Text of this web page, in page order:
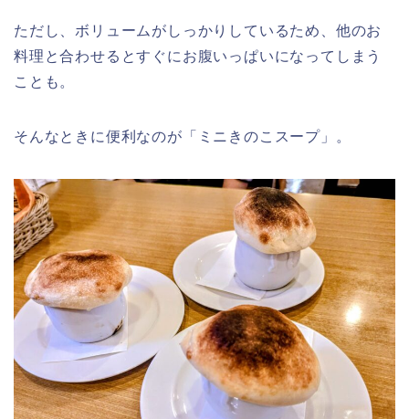
ただし、ボリュームがしっかりしているため、他のお
料理と合わせるとすぐにお腹いっぱいになってしまう
ことも。
そんなときに便利なのが「ミニきのこスープ」。